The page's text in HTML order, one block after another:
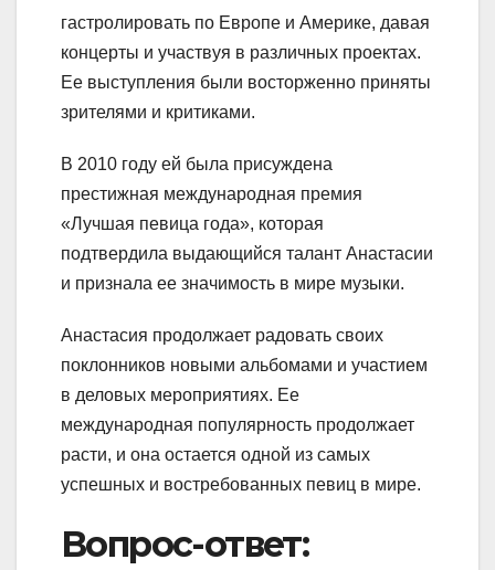
гастролировать по Европе и Америке, давая
концерты и участвуя в различных проектах.
Ее выступления были восторженно приняты
зрителями и критиками.
В 2010 году ей была присуждена
престижная международная премия
«Лучшая певица года», которая
подтвердила выдающийся талант Анастасии
и признала ее значимость в мире музыки.
Анастасия продолжает радовать своих
поклонников новыми альбомами и участием
в деловых мероприятиях. Ее
международная популярность продолжает
расти, и она остается одной из самых
успешных и востребованных певиц в мире.
Вопрос-ответ: